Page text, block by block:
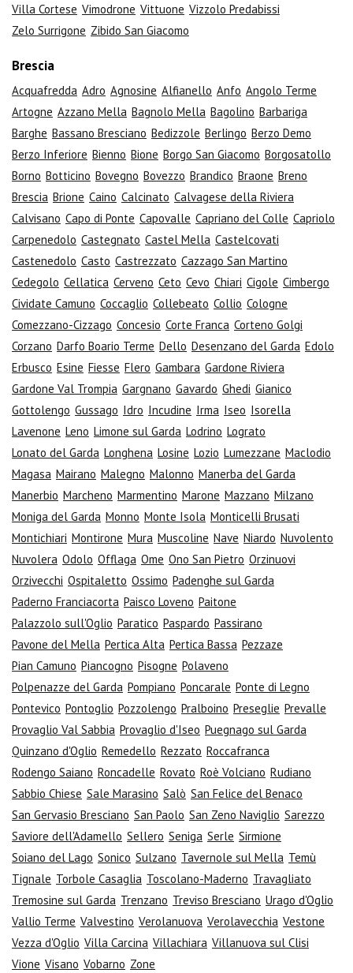
Villa Cortese Vimodrone Vittuone Vizzolo Predabissi
Zelo Surrigone Zibido San Giacomo
Brescia
Acquafredda Adro Agnosine Alfianello Anfo Angolo Terme
Artogne Azzano Mella Bagnolo Mella Bagolino Barbariga
Barghe Bassano Bresciano Bedizzole Berlingo Berzo Demo
Berzo Inferiore Bienno Bione Borgo San Giacomo Borgosatollo
Borno Botticino Bovegno Bovezzo Brandico Braone Breno
Brescia Brione Caino Calcinato Calvagese della Riviera
Calvisano Capo di Ponte Capovalle Capriano del Colle Capriolo
Carpenedolo Castegnato Castel Mella Castelcovati
Castenedolo Casto Castrezzato Cazzago San Martino
Cedegolo Cellatica Cerveno Ceto Cevo Chiari Cigole Cimbergo
Cividate Camuno Coccaglio Collebeato Collio Cologne
Comezzano-Cizzago Concesio Corte Franca Corteno Golgi
Corzano Darfo Boario Terme Dello Desenzano del Garda Edolo
Erbusco Esine Fiesse Flero Gambara Gardone Riviera
Gardone Val Trompia Gargnano Gavardo Ghedi Gianico
Gottolengo Gussago Idro Incudine Irma Iseo Isorella
Lavenone Leno Limone sul Garda Lodrino Lograto
Lonato del Garda Longhena Losine Lozio Lumezzane Maclodio
Magasa Mairano Malegno Malonno Manerba del Garda
Manerbio Marcheno Marmentino Marone Mazzano Milzano
Moniga del Garda Monno Monte Isola Monticelli Brusati
Montichiari Montirone Mura Muscoline Nave Niardo Nuvolento
Nuvolera Odolo Offlaga Ome Ono San Pietro Orzinuovi
Orzivecchi Ospitaletto Ossimo Padenghe sul Garda
Paderno Franciacorta Paisco Loveno Paitone
Palazzolo sull'Oglio Paratico Paspardo Passirano
Pavone del Mella Pertica Alta Pertica Bassa Pezzaze
Pian Camuno Piancogno Pisogne Polaveno
Polpenazze del Garda Pompiano Poncarale Ponte di Legno
Pontevico Pontoglio Pozzolengo Pralboino Preseglie Prevalle
Provaglio Val Sabbia Provaglio d'Iseo Puegnago sul Garda
Quinzano d'Oglio Remedello Rezzato Roccafranca
Rodengo Saiano Roncadelle Rovato Roè Volciano Rudiano
Sabbio Chiese Sale Marasino Salò San Felice del Benaco
San Gervasio Bresciano San Paolo San Zeno Naviglio Sarezzo
Saviore dell'Adamello Sellero Seniga Serle Sirmione
Soiano del Lago Sonico Sulzano Tavernole sul Mella Temù
Tignale Torbole Casaglia Toscolano-Maderno Travagliato
Tremosine sul Garda Trenzano Treviso Bresciano Urago d'Oglio
Vallio Terme Valvestino Verolanuova Verolavecchia Vestone
Vezza d'Oglio Villa Carcina Villachiara Villanuova sul Clisi
Vione Visano Vobarno Zone